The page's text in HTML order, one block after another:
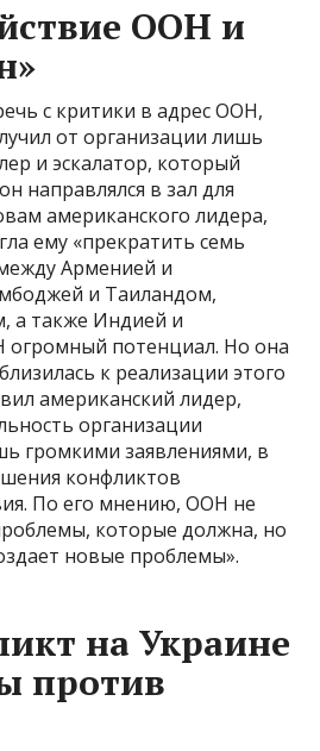
ООН и
с критики в адрес ООН,
от организации лишь
и эскалатор, который
направлялся в зал для
американского лидера,
ему «прекратить семь
Арменией и
и Таиландом,
а также Индией и
огромный потенциал. Но она
к реализации этого
американский лидер,
организации
громкими заявлениями, в
конфликтов
По его мнению, ООН не
которые должна, но
новые проблемы».
на Украине
против